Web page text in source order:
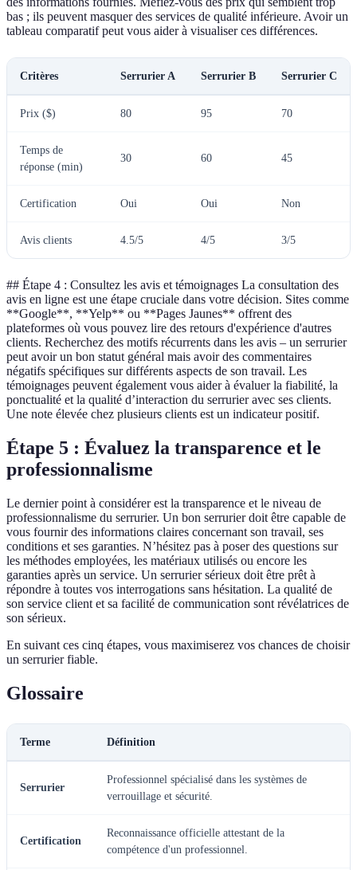
bas ; ils peuvent masquer des services de qualité inférieure. Avoir un
tableau comparatif peut vous aider à visualiser ces différences.
Critères Serrurier A Serrurier B Serrurier C
Prix ($) 80 95 70
Temps de
réponse (min)
30 60 45
Certification Oui Oui Non
Avis clients 4.5/5 4/5 3/5
## Étape 4 : Consultez les avis et témoignages La consultation des
avis en ligne est une étape cruciale dans votre décision. Sites comme
**Google**, **Yelp** ou **Pages Jaunes** offrent des
plateformes où vous pouvez lire des retours d'expérience d'autres
clients. Recherchez des motifs récurrents dans les avis – un serrurier
peut avoir un bon statut général mais avoir des commentaires
négatifs spécifiques sur différents aspects de son travail. Les
témoignages peuvent également vous aider à évaluer la fiabilité, la
ponctualité et la qualité d’interaction du serrurier avec ses clients.
Une note élevée chez plusieurs clients est un indicateur positif.
Étape 5 : Évaluez la transparence et le
professionnalisme
Le dernier point à considérer est la transparence et le niveau de
professionnalisme du serrurier. Un bon serrurier doit être capable de
vous fournir des informations claires concernant son travail, ses
conditions et ses garanties. N’hésitez pas à poser des questions sur
les méthodes employées, les matériaux utilisés ou encore les
garanties après un service. Un serrurier sérieux doit être prêt à
répondre à toutes vos interrogations sans hésitation. La qualité de
son service client et sa facilité de communication sont révélatrices de
son sérieux.
En suivant ces cinq étapes, vous maximiserez vos chances de choisir
un serrurier fiable.
Glossaire
Terme Définition
Serrurier
Professionnel spécialisé dans les systèmes de
verrouillage et sécurité.
Certification
Reconnaissance officielle attestant de la
compétence d'un professionnel.